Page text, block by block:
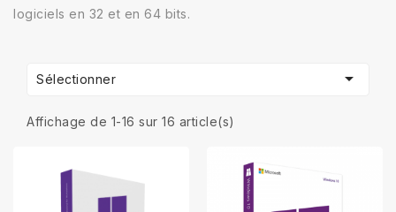
logiciels en 32 et en 64 bits.
Sélectionner 
Affichage de 1-16 sur 16 article(s)